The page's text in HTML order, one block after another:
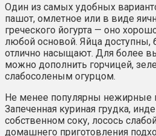
Один из самых удобных
пашот, омлетное или в виде
греческого йогурта — оно
любой основой. Яйца доступны,
отлично насыщают. Для более
можно дополнить горчицей,
слабосоленым огурцом.
Не менее популярны нежирные
Запеченная куриная грудка,
собственном соку, лосось
домашнего приготовления